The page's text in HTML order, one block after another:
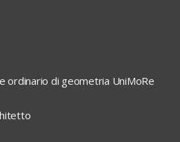
ordinario di geometria UniMoRe